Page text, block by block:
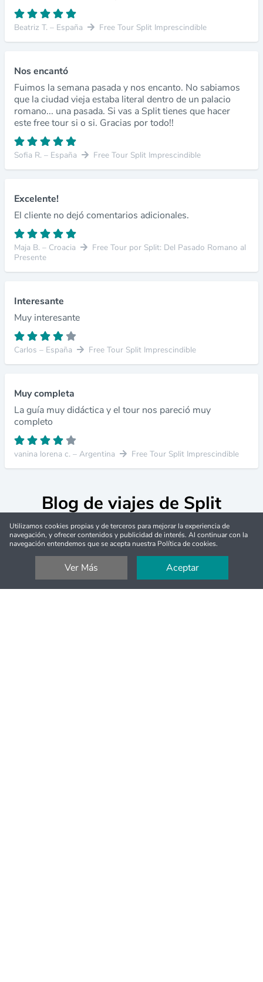
Beatriz T. – España Free Tour Split Imprescindible
Nos encantó
Fuimos la semana pasada y nos encanto. No sabiamos
que la ciudad vieja estaba literal dentro de un palacio
romano... una pasada. Si vas a Split tienes que hacer
este free tour si o si. Gracias por todo!!
Sofia R. – España Free Tour Split Imprescindible
Excelente!
El cliente no dejó comentarios adicionales.
Maja B. – Croacia
Free Tour por Split: Del Pasado Romano al
Presente
Interesante
Muy interesante
Carlos – España Free Tour Split Imprescindible
Muy completa
La guía muy didáctica y el tour nos pareció muy
completo
vanina lorena c. – Argentina Free Tour Split Imprescindible
Blog de viajes de Split
Utilizamos cookies propias y de terceros para mejorar la experiencia de
navegación, y ofrecer contenidos y publicidad de interés. Al continuar con la
navegación entendemos que se acepta nuestra Política de cookies.
Ver Más Aceptar